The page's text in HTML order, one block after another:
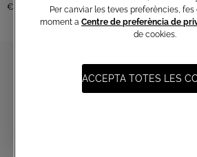
€ 80,00
Per canviar les teves preferències,
moment a Centre de preferència de
de cookies.
ACCEPTA TOTES LES